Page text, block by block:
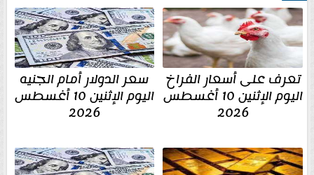
تعرف على أسعار الفراخ
اليوم الإثنين 10 أغسطس
2026
سعر الدولار أمام الجنيه
اليوم الإثنين 10 أغسطس
2026